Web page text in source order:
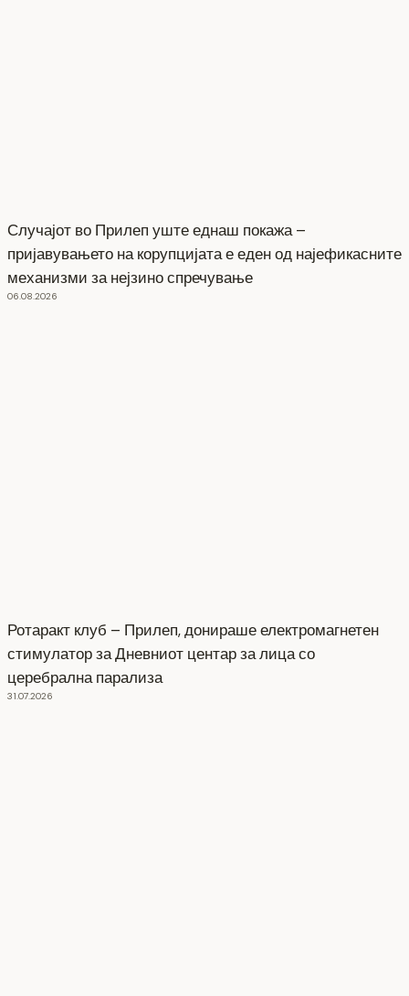
Случајот во Прилеп уште еднаш покажа –
пријавувањето на корупцијата е еден од најефикасните
механизми за нејзино спречување
06.08.2026
Ротаракт клуб – Прилеп, донираше електромагнетен
стимулатор за Дневниот центар за лица со
церебрална парализа
31.07.2026